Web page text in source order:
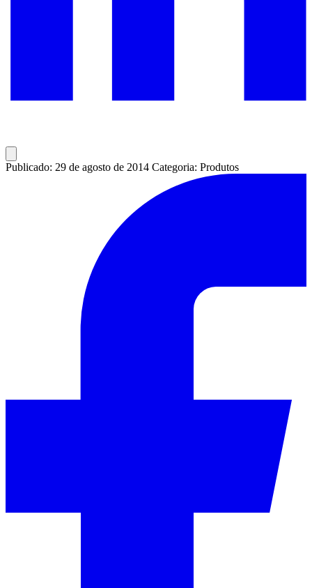
Publicado: 29 de agosto de 2014 Categoria: Produtos